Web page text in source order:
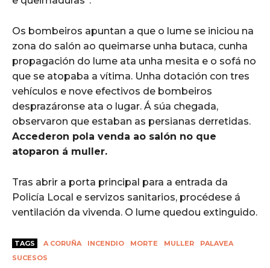
Os bombeiros apuntan a que o lume se iniciou na
zona do salón ao queimarse unha butaca, cunha
propagación do lume ata unha mesita e o sofá no
que se atopaba a vítima. Unha dotación con tres
vehículos e nove efectivos de bombeiros
desprazáronse ata o lugar. Á súa chegada,
observaron que estaban as persianas derretidas.
Accederon pola venda ao salón no que
atoparon á muller.
Tras abrir a porta principal para a entrada da
Policía Local e servizos sanitarios, procédese á
ventilación da vivenda. O lume quedou extinguido.
TAGS A CORUÑA INCENDIO MORTE MULLER
PALAVEA
SUCESOS